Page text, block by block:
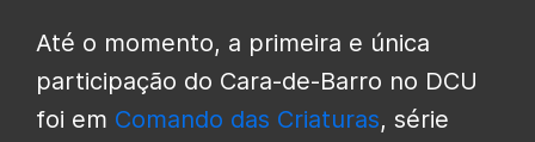
Até o momento, a primeira e única
participação do Cara-de-Barro no DCU
foi em Comando das Criaturas, série